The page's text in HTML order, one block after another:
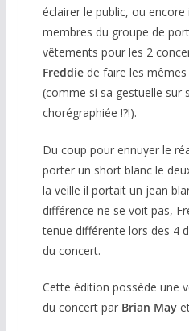
éclairer le public, ou
membres du groupe de
vêtements pour les 2
Freddiede faire les
(comme si sa gestuelle sur
chorégraphiée !?!).
Du coup pour ennuyer le
porter un short blanc le
la veille il portait un jean
différence ne se voit pas,
tenue différente lors des 4
du concert.
Cette édition possède une
du concert par Brian May